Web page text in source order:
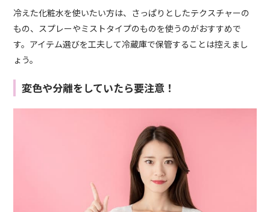
冷えた化粧水を使いたい方は、さっぱりとしたテクスチャーの
もの、スプレーやミストタイプのものを使うのがおすすめで
す。アイテム選びを工夫して冷蔵庫で保管することは控えまし
ょう。
変色や分離をしていたら要注意！